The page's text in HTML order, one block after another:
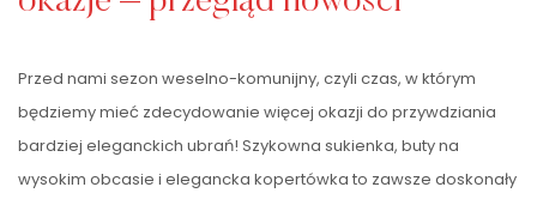
Przed nami sezon weselno-komunijny, czyli czas, w którym
będziemy mieć zdecydowanie więcej okazji do przywdziania
bardziej eleganckich ubrań! Szykowna sukienka, buty na
wysokim obcasie i elegancka kopertówka to zawsze doskonały